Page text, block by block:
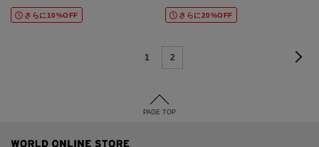
さらに10%OFF さらに20%OFF
1 2
PAGE TOP